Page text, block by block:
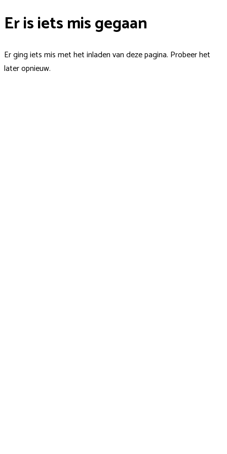
Er is iets mis gegaan
Er ging iets mis met het inladen van deze pagina. Probeer het
later opnieuw.